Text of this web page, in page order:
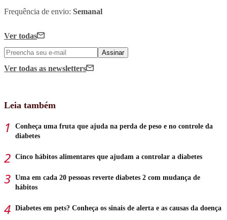
Frequência de envio: Semanal
Ver todas
Assinar
Ver todas as newsletters
Leia também
Conheça uma fruta que ajuda na perda de peso e no controle da
diabetes
Cinco hábitos alimentares que ajudam a controlar a diabetes
Uma em cada 20 pessoas reverte diabetes 2 com mudança de
hábitos
Diabetes em pets? Conheça os sinais de alerta e as causas da doença